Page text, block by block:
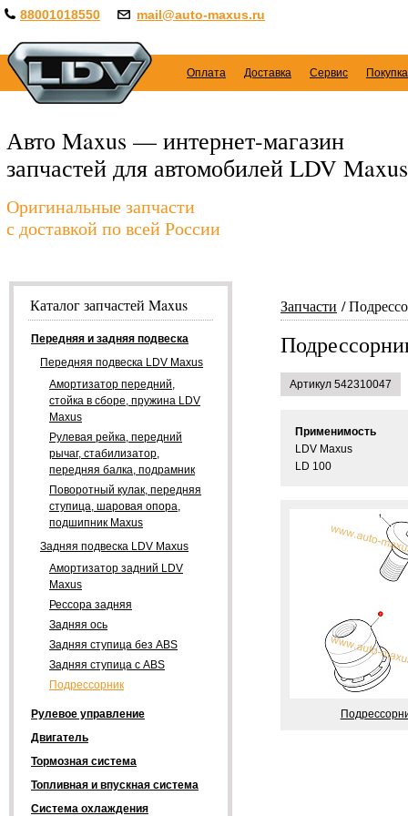
88001018550 mail@auto-maxus.ru
Оплата Доставка Сервис
Авто Maxus — интернет-магазин
запчастей для автомобилей LDV Maxus
Оригинальные запчасти
с доставкой по всей России
Запчасти
Артикул 542310047
Применимость
LDV Maxus
LD 100
Каталог запчастей Maxus
Передняя и задняя подвеска
Передняя подвеска LDV Maxus
Амортизатор передний,
стойка в сборе, пружина LDV
Maxus
Рулевая рейка, передний
рычаг, стабилизатор,
передняя балка, подрамник
Поворотный кулак, передняя
ступица, шаровая опора,
подшипник Maxus
Задняя подвеска LDV Maxus
Амортизатор задний LDV
Maxus
Рессора задняя
Задняя ось
Задняя ступица без ABS
Задняя ступица с ABS
Подрессорник
Рулевое управление
Двигатель
Тормозная система
Топливная и впускная система
Система охлаждения